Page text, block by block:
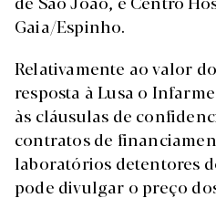
Gaia/Espinho.
Relativamente ao valor
resposta à Lusa o
às cláusulas de
contratos de
laboratórios detentores
pode divulgar o preço